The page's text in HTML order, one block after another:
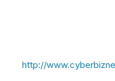
http://